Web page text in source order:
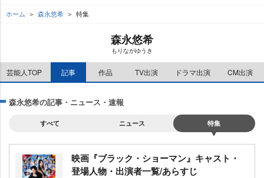
ホーム 森永悠希 特集
森永悠希
もりながゆうき
芸能人TOP 記事 作品 TV出演 ドラマ出演 CM出演
森永悠希の記事・ニュース・速報
すべて ニュース 特集
映画『ブラック・ショーマン』キャスト・
登場人物・出演者一覧/あらすじ